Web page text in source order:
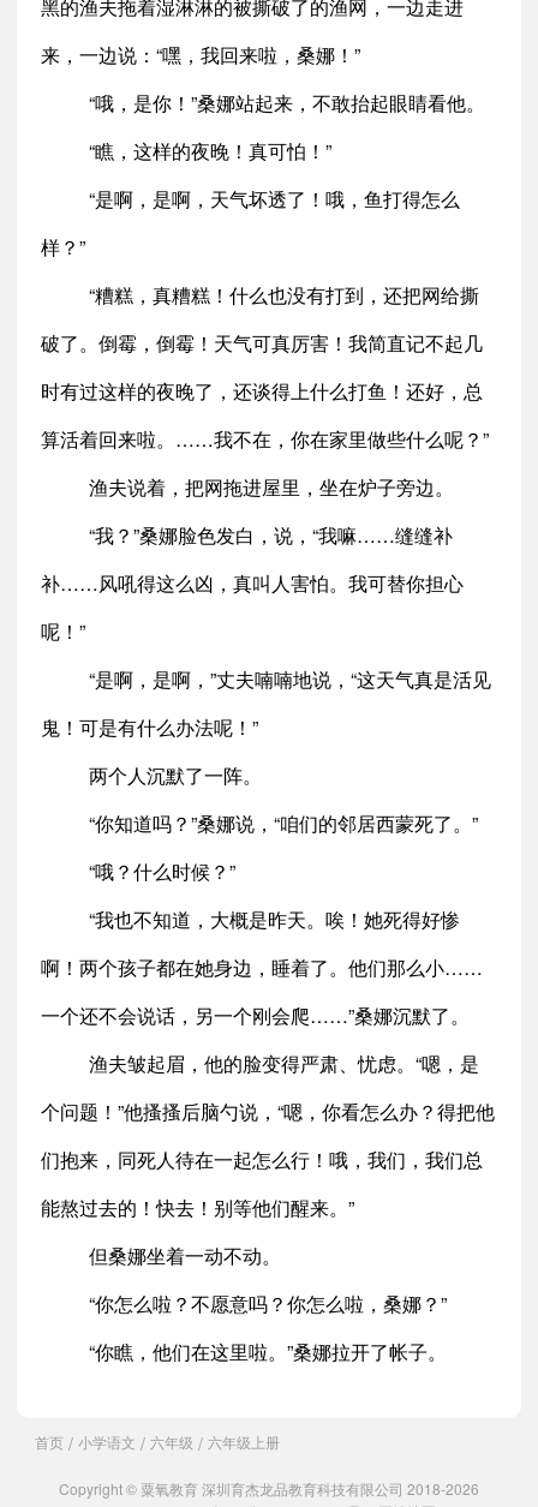
黑的渔夫拖着湿淋淋的被撕破了的渔网，一边走进
来，一边说：“嘿，我回来啦，桑娜！”
“哦，是你！”桑娜站起来，不敢抬起眼睛看他。
“瞧，这样的夜晚！真可怕！”
“是啊，是啊，天气坏透了！哦，鱼打得怎么
样？”
“糟糕，真糟糕！什么也没有打到，还把网给撕
破了。倒霉，倒霉！天气可真厉害！我简直记不起几
时有过这样的夜晚了，还谈得上什么打鱼！还好，总
算活着回来啦。……我不在，你在家里做些什么呢？”
渔夫说着，把网拖进屋里，坐在炉子旁边。
“我？”桑娜脸色发白，说，“我嘛……缝缝补
补……风吼得这么凶，真叫人害怕。我可替你担心
呢！”
“是啊，是啊，”丈夫喃喃地说，“这天气真是活见
鬼！可是有什么办法呢！”
两个人沉默了一阵。
“你知道吗？”桑娜说，“咱们的邻居西蒙死了。”
“哦？什么时候？”
“我也不知道，大概是昨天。唉！她死得好惨
啊！两个孩子都在她身边，睡着了。他们那么小……
一个还不会说话，另一个刚会爬……”桑娜沉默了。
渔夫皱起眉，他的脸变得严肃、忧虑。“嗯，是
个问题！”他搔搔后脑勺说，“嗯，你看怎么办？得把他
们抱来，同死人待在一起怎么行！哦，我们，我们总
能熬过去的！快去！别等他们醒来。”
但桑娜坐着一动不动。
“你怎么啦？不愿意吗？你怎么啦，桑娜？”
“你瞧，他们在这里啦。”桑娜拉开了帐子。
首页 / 小学语文 / 六年级 / 六年级上册
Copyright © 粟氧教育 深圳育杰龙品教育科技有限公司 2018-2026